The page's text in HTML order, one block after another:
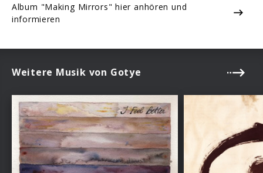
Album "Making Mirrors" hier anhören und
informieren
Weitere Musik von Gotye